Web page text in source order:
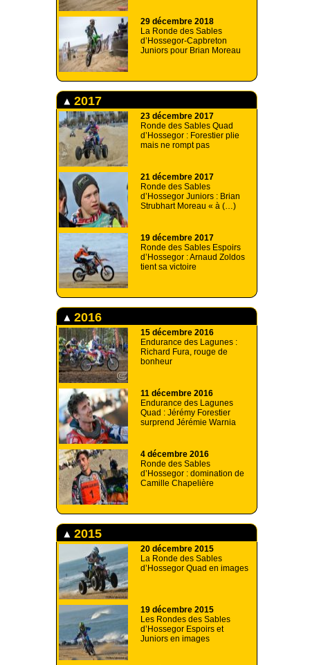
29 décembre 2018
La Ronde des Sables
d’Hossegor-Capbreton
Juniors pour Brian Moreau
2017
23 décembre 2017
Ronde des Sables Quad
d’Hossegor : Forestier plie
mais ne rompt pas
21 décembre 2017
Ronde des Sables
d’Hossegor Juniors : Brian
Strubhart Moreau « à (…)
19 décembre 2017
Ronde des Sables Espoirs
d’Hossegor : Arnaud Zoldos
tient sa victoire
2016
15 décembre 2016
Endurance des Lagunes :
Richard Fura, rouge de
bonheur
11 décembre 2016
Endurance des Lagunes
Quad : Jérémy Forestier
surprend Jérémie Warnia
4 décembre 2016
Ronde des Sables
d’Hossegor : domination de
Camille Chapelière
2015
20 décembre 2015
La Ronde des Sables
d’Hossegor Quad en images
19 décembre 2015
Les Rondes des Sables
d’Hossegor Espoirs et
Juniors en images